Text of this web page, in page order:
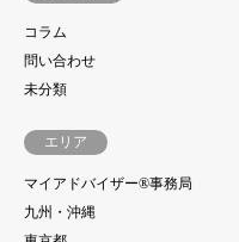
コラム
問い合わせ
未分類
エリア
マイアドバイザー®事務局
九州・沖縄